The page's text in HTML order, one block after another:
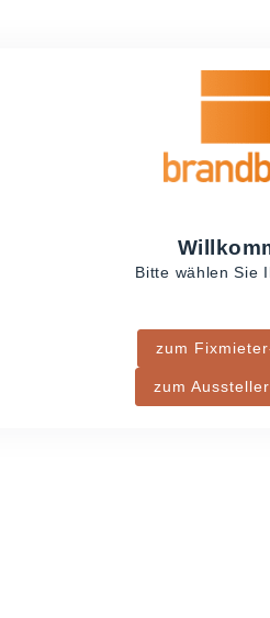
Bitte wählen Sie
zum
zum